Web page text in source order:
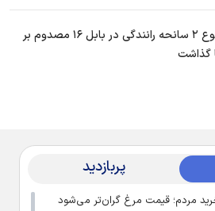
وقوع ۲ سانحه رانندگی در بابل ۱۶ مصدوم بر
گذاشت
پربازدید
مردم؛ قیمت مرغ گران‌تر می‌شود